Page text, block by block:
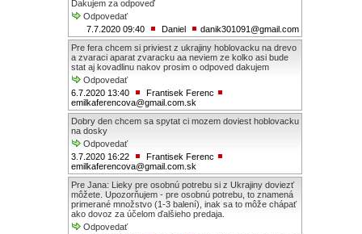
Ďakujem za odpoveď
Odpovedať
7.7.2020 09:40
Daniel
danik301091@gmail.com
Pre fera chcem si priviest z ukrajiny hoblovacku na drevo
a zvaraci aparat zvaracku aa neviem ze kolko asi bude
stat aj kovadlinu nakov prosim o odpoved dakujem
Odpovedať
6.7.2020 13:40
Frantisek Ferenc
emilkaferencova@gmail.com.sk
Dobry den chcem sa spytat ci mozem doviest hoblovacku
na dosky
Odpovedať
3.7.2020 16:22
Frantisek Ferenc
emilkaferencova@gmail.com.sk
Pre Jana: Lieky pre osobnú potrebu si z Ukrajiny doviezť
môžete. Upozorňujem - pre osobnú potrebu, to znamená
primerané množstvo (1-3 balení), inak sa to môže chápať
ako dovoz za účelom ďalšieho predaja.
Odpovedať